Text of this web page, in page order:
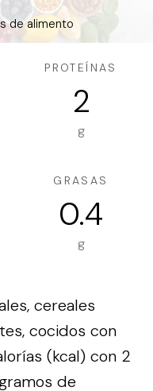
de alimento
PROTEÍNAS
2
g
GRASAS
0.4
g
cereales
cocidos con
(kcal) con 2
de